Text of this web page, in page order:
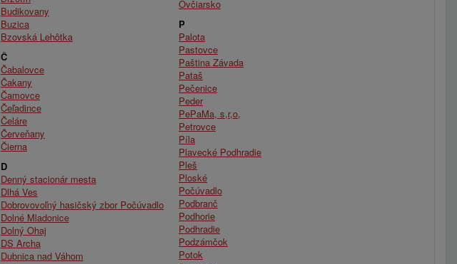
Budikovany
Buzica
Bzovská Lehôtka
Č
Čabalovce
Čakany
Čamovce
Čeľadince
Čeláre
Červeňany
Čierna
D
Denný stacionár mesta
Dlhá Ves
Dobrovovoľný hasičský zbor Počúvadlo
Dolné Mladonice
Dolný Ohaj
DS Archa
Dubnica nad Váhom
Ovčiarsko
P
Palota
Pastovce
Paština Závada
Pataš
Pečenice
Peder
PePaMa, s,r,o,
Petrovce
Píla
Plavecké Podhradie
Pleš
Ploské
Počúvadlo
Podbranč
Podhorie
Podhradie
Podzámčok
Potok